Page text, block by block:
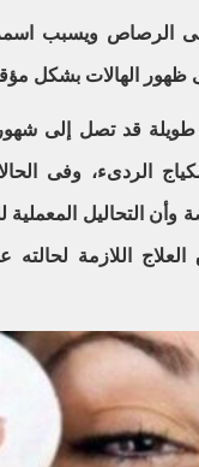
الرصاص ويسبب
ظهور الهالات بشكل
طويلة قد تصل إلى
الردىء، وفى
وأن التحاليل
اللازمة لحالته